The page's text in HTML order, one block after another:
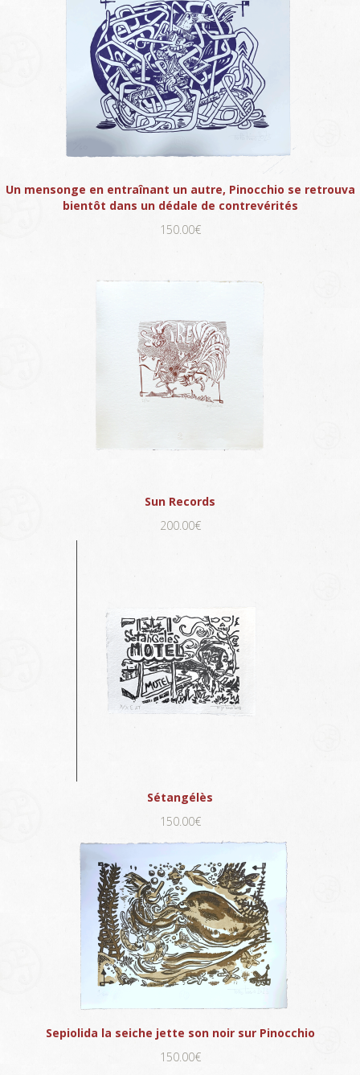
Un mensonge en entraînant un autre, Pinocchio se retrouva
bientôt dans un dédale de contrevérités
150.00€
Sun Records
200.00€
Sétangélès
150.00€
Sepiolida la seiche jette son noir sur Pinocchio
150.00€